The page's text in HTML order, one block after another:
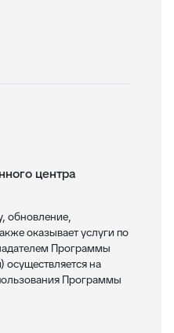
центра
обновление,
оказывает услуги по
Программы
на
Программы